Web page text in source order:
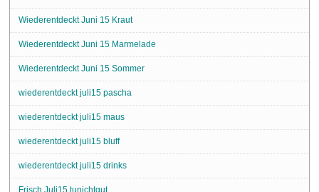
Wiederentdeckt Juni 15 Kraut
Wiederentdeckt Juni 15 Marmelade
Wiederentdeckt Juni 15 Sommer
wiederentdeckt juli15 pascha
wiederentdeckt juli15 maus
wiederentdeckt juli15 bluff
wiederentdeckt juli15 drinks
Frisch Juli15 tunichtgut